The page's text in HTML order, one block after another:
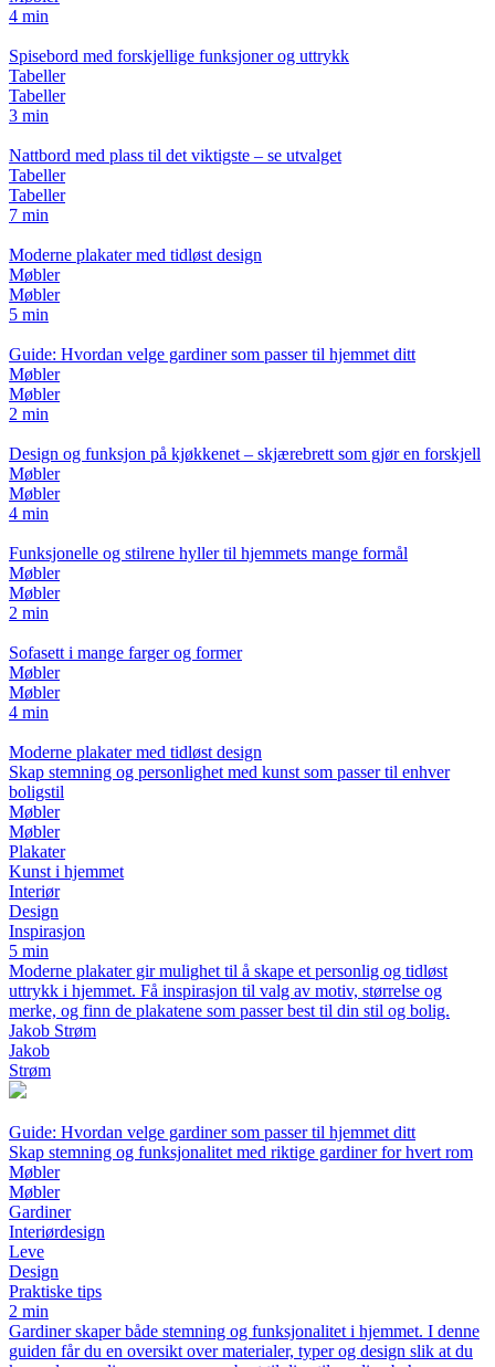
4 min
Spisebord med forskjellige funksjoner og uttrykk
Tabeller
Tabeller
3 min
Nattbord med plass til det viktigste – se utvalget
Tabeller
Tabeller
7 min
Moderne plakater med tidløst design
Møbler
Møbler
5 min
Guide: Hvordan velge gardiner som passer til hjemmet ditt
Møbler
Møbler
2 min
Design og funksjon på kjøkkenet – skjærebrett som gjør en forskjell
Møbler
Møbler
4 min
Funksjonelle og stilrene hyller til hjemmets mange formål
Møbler
Møbler
2 min
Sofasett i mange farger og former
Møbler
Møbler
4 min
Moderne plakater med tidløst design
Skap stemning og personlighet med kunst som passer til enhver
boligstil
Møbler
Møbler
Plakater
Kunst i hjemmet
Interiør
Design
Inspirasjon
5 min
Moderne plakater gir mulighet til å skape et personlig og tidløst
uttrykk i hjemmet. Få inspirasjon til valg av motiv, størrelse og
merke, og finn de plakatene som passer best til din stil og bolig.
Jakob Strøm
Jakob
Strøm
Guide: Hvordan velge gardiner som passer til hjemmet ditt
Skap stemning og funksjonalitet med riktige gardiner for hvert rom
Møbler
Møbler
Gardiner
Interiørdesign
Leve
Design
Praktiske tips
2 min
Gardiner skaper både stemning og funksjonalitet i hjemmet. I denne
guiden får du en oversikt over materialer, typer og design slik at du